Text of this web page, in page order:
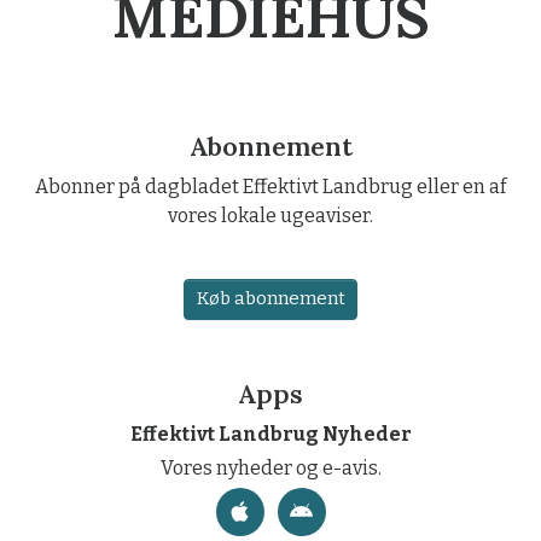
MEDIEHUS
Abonnement
Abonner på dagbladet Effektivt Landbrug eller en af
vores lokale ugeaviser.
Køb abonnement
Apps
Effektivt Landbrug Nyheder
Vores nyheder og e-avis.